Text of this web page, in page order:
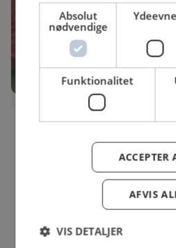
Månsson x Bimi: grønt
Sammen med Bimi slår
grøntsagsproducent, Månsson,
med fokus på Bimi-broccoli.
17.08.2026
13:00 - 16:00
Adresse
Brande
Absolut
nødvendige
Ydeevne
Funktionalitet
ACCEPTER
AFVIS
VIS DETALJER